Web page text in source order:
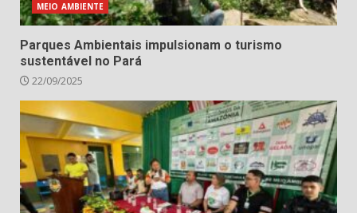
MEIO AMBIENTE
Parques Ambientais impulsionam o turismo
sustentável no Pará
22/09/2025